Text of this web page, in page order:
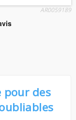
AR0059189
pour des